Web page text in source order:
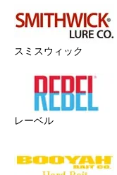
スミスウィック
レーベル